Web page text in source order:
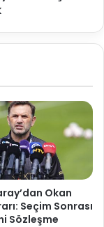
Okan
Seçim Sonrası
Sözleşme